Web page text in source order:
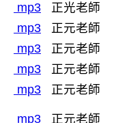
mp3
正光老師
mp3
正元老師
mp3
正元老師
mp3
正元老師
mp3 正元老師
mp3 正元老師